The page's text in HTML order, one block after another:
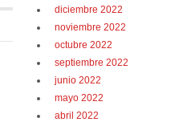
diciembre 2022
noviembre 2022
octubre 2022
septiembre 2022
junio 2022
mayo 2022
abril 2022